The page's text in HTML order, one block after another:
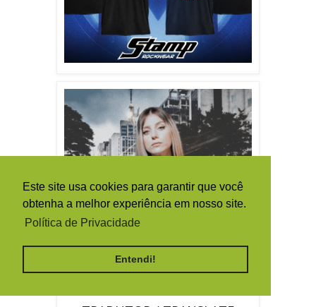
Este site usa cookies para garantir que você
obtenha a melhor experiência em nosso site.
Política de Privacidade
Entendi!